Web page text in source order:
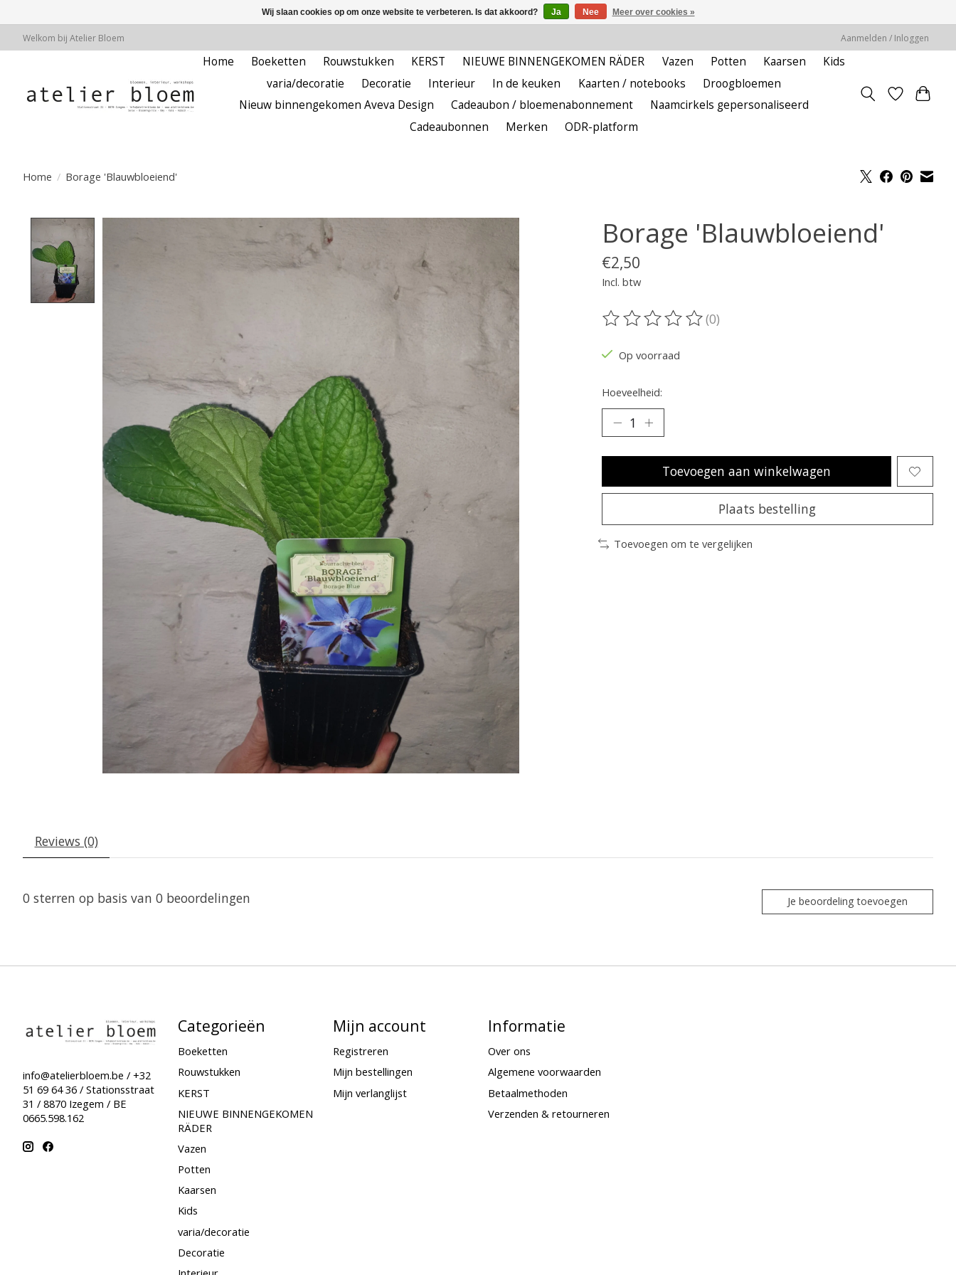
Welkom bij Atelier Bloem Aanmelden / Inloggen
Home Boeketten Rouwstukken KERST NIEUWE BINNENGEKOMEN RÄDER Vazen Potten Kaarsen
Kids
varia/decoratie
Decoratie Interieur In de keuken Kaarten / notebooks
Droogbloemen
Nieuw binnengekomen Aveva Design
Cadeaubon / bloemenabonnement
Naamcirkels gepersonaliseerd
Cadeaubonnen
Merken ODR-platform
Home / Borage 'Blauwbloeiend'
Product image slideshow Items Borage 'Blauwbloeiend'
€2,50
Incl. btw
De beoordeling van dit product is
(0)
Op voorraad
Hoeveelheid:
Toevoegen aan winkelwagen
Plaats bestelling
Toevoegen om te vergelijken
Reviews (0)
0 sterren op basis van 0 beoordelingen Je beoordeling toevoegen
info@atelierbloem.be / +32
51 69 64 36 / Stationsstraat
31 / 8870 Izegem / BE
0665.598.162
Categorieën
Boeketten
Rouwstukken
KERST
NIEUWE BINNENGEKOMEN
RÄDER
Vazen
Potten
Kaarsen
Kids
varia/decoratie
Decoratie
Mijn account
Registreren
Mijn bestellingen
Mijn verlanglijst
Informatie
Over ons
Algemene voorwaarden
Betaalmethoden
Verzenden & retourneren
Wij slaan cookies op om onze website te verbeteren. Is dat akkoord? Ja Nee Meer over cookies »